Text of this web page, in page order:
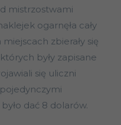
mistrzostwami
ogarnęła cały
zbierały się
były zapisane
się uliczni
dać 8 dolarów.